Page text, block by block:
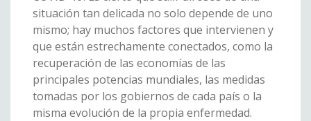
situación tan delicada no solo depende de uno
mismo; hay muchos factores que intervienen y
que están estrechamente conectados, como la
recuperación de las economías de las
principales potencias mundiales, las medidas
tomadas por los gobiernos de cada país o la
misma evolución de la propia enfermedad.